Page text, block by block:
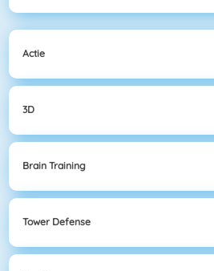
Actie
3D
Brain Training
Tower Defense